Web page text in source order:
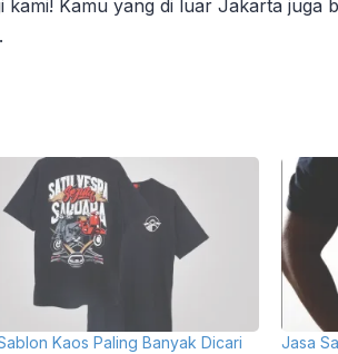
Kamu yang di luar Jakarta juga
.
Kaos Paling Banyak Dicari
Jasa